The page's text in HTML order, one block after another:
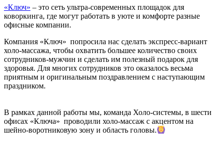
«Ключ» – это сеть ультра-современных площадок для
коворкинга, где могут работать в уюте и комфорте разные
офисные компании.
Компания «Ключ» попросила нас сделать экспресс-вариант
холо-массажа, чтобы охватить большее количество своих
сотрудников-мужчин и сделать им полезный подарок для
здоровья. Для многих сотрудников это оказалось весьма
приятным и оригинальным поздравлением с наступающим
праздником.
В рамках данной работы мы, команда Холо-системы, в шести
офисах «Ключа» проводили холо-массаж с акцентом на
шейно-воротниковую зону и область головы.